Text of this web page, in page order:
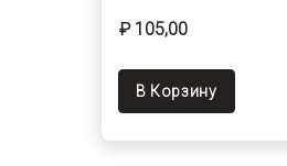
₽ 105,00
В Корзину